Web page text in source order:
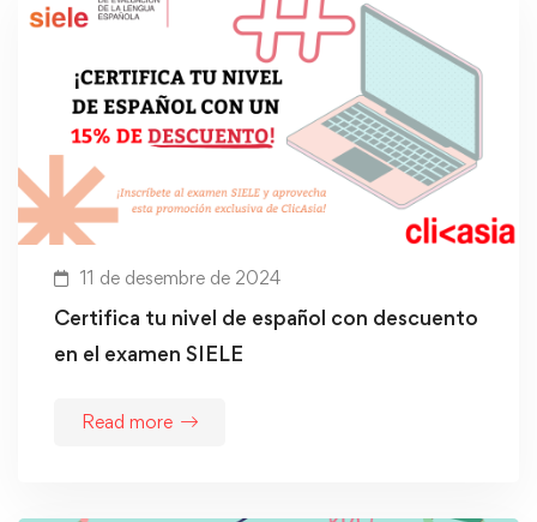
11 de desembre de 2024
Certifica tu nivel de español con descuento
en el examen SIELE
Read more